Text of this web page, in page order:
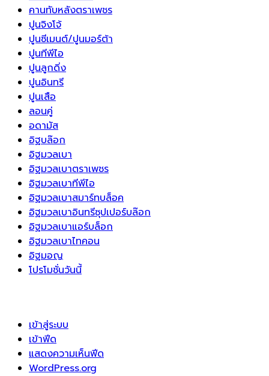
คานทับหลังตราเพชร
ปูนจิงโจ้
ปูนซีเมนต์/ปูนมอร์ต้า
ปูนทีพีไอ
ปูนลูกดิ่ง
ปูนอินทรี
ปูนเสือ
ลอนคู่
อดามัส
อิฐบล๊อก
อิฐมวลเบา
อิฐมวลเบาตราเพชร
อิฐมวลเบาทีพีไอ
อิฐมวลเบาสมาร์ทบล็อค
อิฐมวลเบาอินทรีซุปเปอร์บล๊อก
อิฐมวลเบาแอร์บล็อก
อิฐมวลเบาไทคอน
อิฐมอญ
โปรโมชั่นวันนี้
เข้าสู่ระบบ
เข้าฟีด
แสดงความเห็นฟีด
WordPress.org